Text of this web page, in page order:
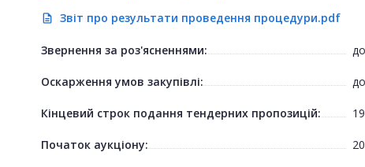
description Звіт про результати проведення процедури.pdf
Звернення за роз'ясненнями: до
Оскарження умов закупівлі: до
Кінцевий строк подання тендерних пропозицій:
Початок аукціону: